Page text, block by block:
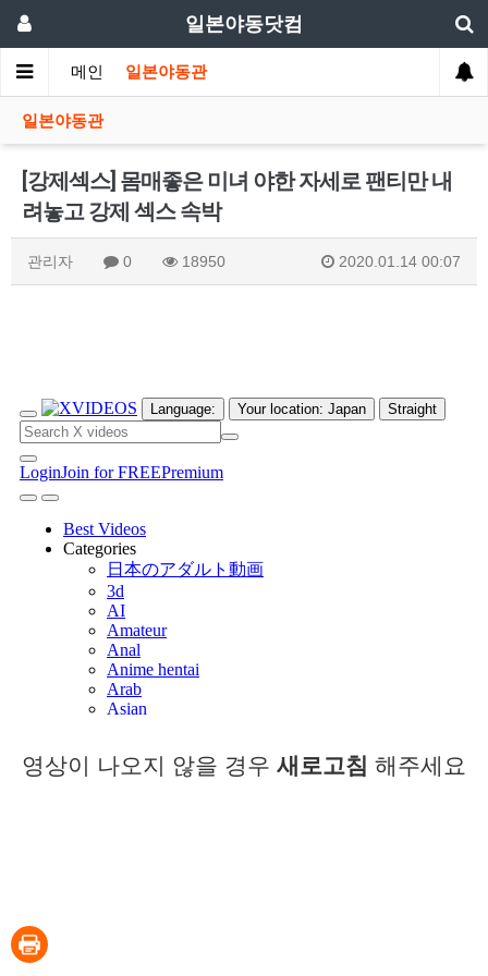
일본야동닷컴
메인 일본야동관
일본야동관
[강제섹스] 몸매좋은 미녀 야한 자세로 팬티만 내
려놓고 강제 섹스 속박
관리자 0 18950 2020.01.14 00:07
영상이 나오지 않을 경우 새로고침 해주세요